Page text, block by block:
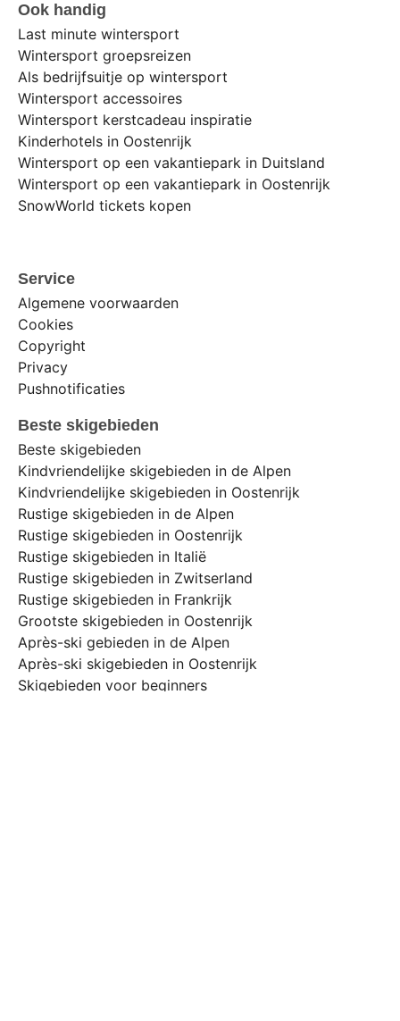
Ook handig
Last minute wintersport
Wintersport groepsreizen
Als bedrijfsuitje op wintersport
Wintersport accessoires
Wintersport kerstcadeau inspiratie
Kinderhotels in Oostenrijk
Wintersport op een vakantiepark in Duitsland
Wintersport op een vakantiepark in Oostenrijk
SnowWorld tickets kopen
Service
Algemene voorwaarden
Cookies
Copyright
Privacy
Pushnotificaties
Beste skigebieden
Beste skigebieden
Kindvriendelijke skigebieden in de Alpen
Kindvriendelijke skigebieden in Oostenrijk
Rustige skigebieden in de Alpen
Rustige skigebieden in Oostenrijk
Rustige skigebieden in Italië
Rustige skigebieden in Zwitserland
Rustige skigebieden in Frankrijk
Grootste skigebieden in Oostenrijk
Après-ski gebieden in de Alpen
Après-ski skigebieden in Oostenrijk
Skigebieden voor beginners